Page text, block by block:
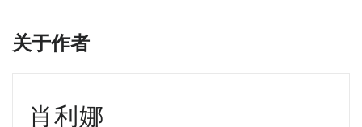
关于作者
肖利娜